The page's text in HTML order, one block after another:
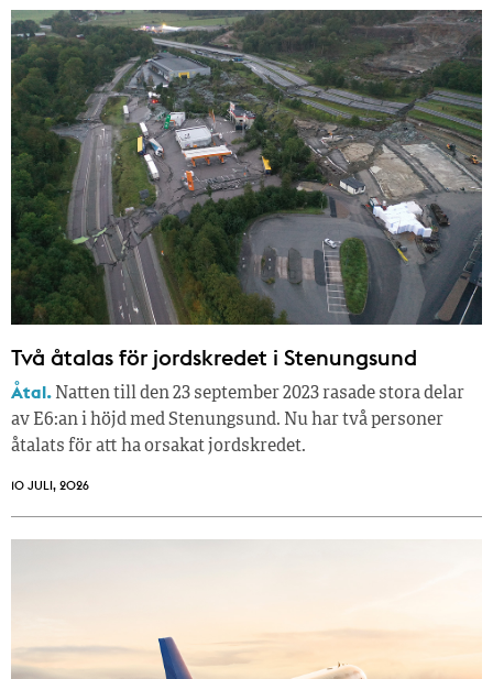
Två åtalas för jordskredet i Stenungsund
Åtal. Natten till den 23 september 2023 rasade stora delar
av E6:an i höjd med Stenungsund. Nu har två personer
åtalats för att ha orsakat jordskredet.
10 JULI, 2026